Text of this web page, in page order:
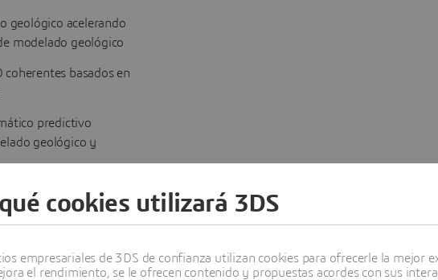
geológico acelerando
modelado geológico
basados en
predictivo
geológico y
hipótesis.cookies utilizará 3DS
empresariales de 3DS de confianza utilizan cookies para ofrecerle la mejor
el rendimiento, se le ofrecen contenido y propuestas acordes con sus